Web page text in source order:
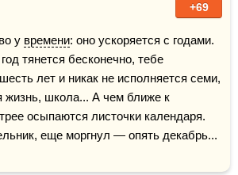
+69
у времени: оно ускоряется с годами.
тянется бесконечно, тебе
лет и никак не исполняется семи,
осыпаются листочки календаря.
еще моргнул — опять декабрь...